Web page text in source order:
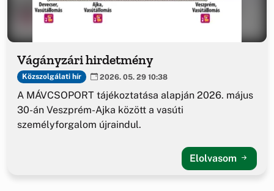
Vágányzári hirdetmény
Közszolgálati hír 2026. 05. 29 10:38
A MÁVCSOPORT tájékoztatása alapján 2026. május
30-án Veszprém-Ajka között a vasúti
személyforgalom újraindul.
Elolvasom